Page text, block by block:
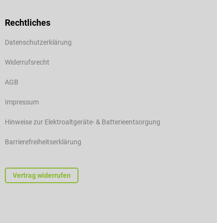
Rechtliches
Datenschutzerklärung
Widerrufsrecht
AGB
Impressum
Hinweise zur Elektroaltgeräte- & Batterieentsorgung
Barrierefreiheitserklärung
Vertrag widerrufen